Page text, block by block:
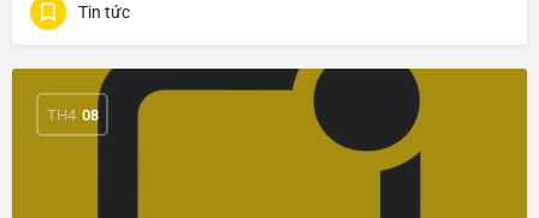
Tin tức
TH4 08